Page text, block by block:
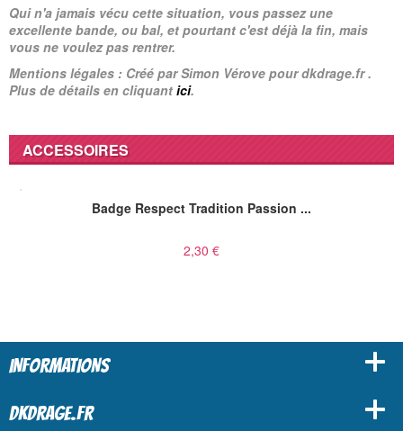
Qui n'a jamais vécu cette situation, vous passez une
excellente bande, ou bal, et pourtant c'est déjà la fin, mais
vous ne voulez pas rentrer.
Mentions légales : Créé par Simon Vérove pour dkdrage.fr .
Plus de détails en cliquant ici.
ACCESSOIRES
Badge Respect Tradition Passion ...
2,30 €
INFORMATIONS
DKDRAGE.FR